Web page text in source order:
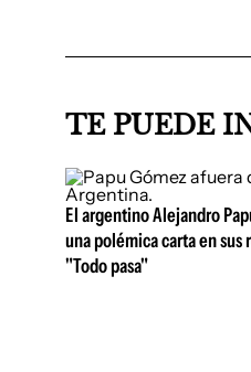
TE PUEDE
El argentino Alejandro
una polémica carta en sus
"Todo pasa"